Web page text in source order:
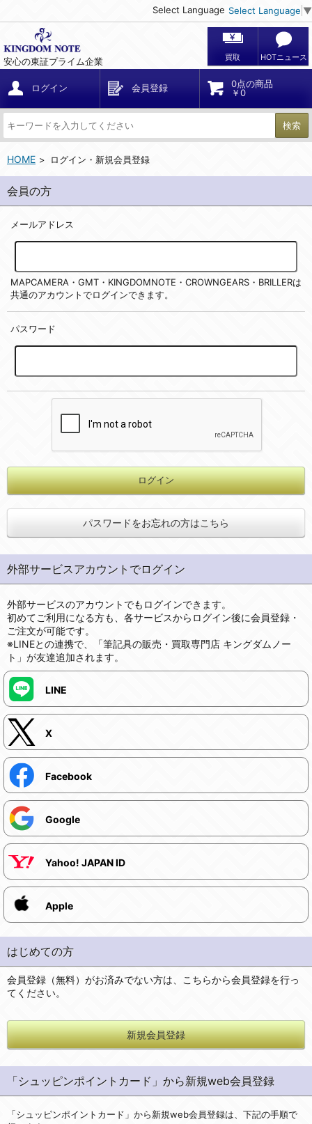
Select Language Select Language ▼
安心の東証プライム企業 買取 HOTニュース
ログイン 会員登録
0点の商品
￥0
検索
HOME ログイン・新規会員登録
会員の方
メールアドレス
MAPCAMERA・GMT・KINGDOMNOTE・CROWNGEARS・BRILLERは
共通のアカウントでログインできます。
パスワード
パスワードをお忘れの方はこちら
外部サービスアカウントでログイン
外部サービスのアカウントでもログインできます。
初めてご利用になる方も、各サービスからログイン後に会員登録・
ご注文が可能です。
※LINEとの連携で、「筆記具の販売・買取専門店 キングダムノー
ト」が友達追加されます。
LINE
X
Facebook
Google
Yahoo! JAPAN ID
Apple
はじめての方
会員登録（無料）がお済みでない方は、こちらから会員登録を行っ
てください。
新規会員登録
「シュッピンポイントカード」から新規web会員登録
「シュッピンポイントカード」から新規web会員登録は、下記の手順で